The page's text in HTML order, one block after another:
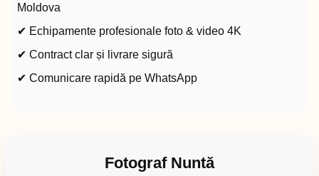
Moldova
✔ Echipamente profesionale foto & video 4K
✔ Contract clar și livrare sigură
✔ Comunicare rapidă pe WhatsApp
Fotograf Nuntă